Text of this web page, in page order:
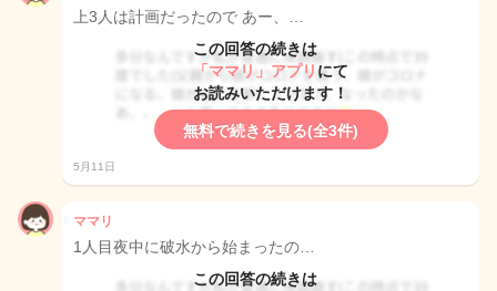
上3人は計画だったので あー、…
この回答の続きは
「ママリ」アプリ にて
お読みいただけます！
無料で続きを見る(全3件)
5月11日
ママリ
1人目夜中に破水から始まったの…
この回答の続きは